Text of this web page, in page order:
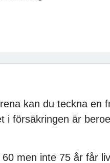
kan du teckna en
i försäkringen är
men inte 75 år får